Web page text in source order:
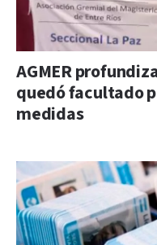
AGMER
quedó facultado
medidas